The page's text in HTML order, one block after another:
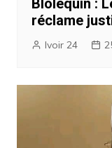
Blolequin :
réclame
Ivoir 24